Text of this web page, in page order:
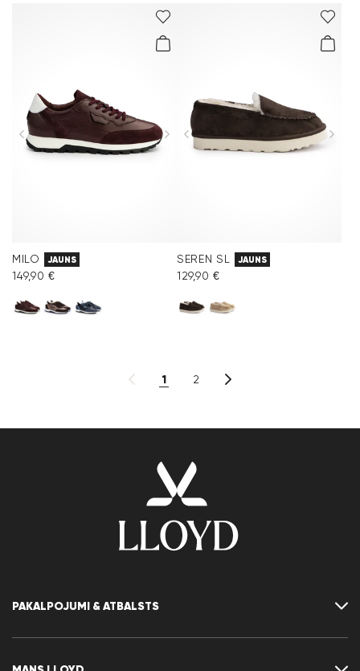
MILO JAUNS
149,90 €
SEREN SL JAUNS
129,90 €
1 2
PAKALPOJUMI & ATBALSTS